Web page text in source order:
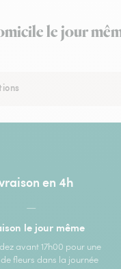
le jour
en 4h
—
le jour même
avant 17h00 pour une
fleurs dans la journée